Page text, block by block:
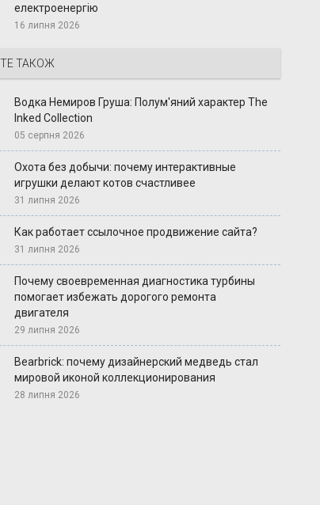
електроенергію
16 липня 2026
ТАКОЖ
Водка Немиров Груша: Полум'яний характер The
Inked Collection
05 серпня 2026
Охота без добычи: почему интерактивные
игрушки делают котов счастливее
31 липня 2026
Как работает ссылочное продвижение сайта?
31 липня 2026
Почему своевременная диагностика турбины
помогает избежать дорогого ремонта
двигателя
29 липня 2026
Bearbrick: почему дизайнерский медведь стал
мировой иконой коллекционирования
28 липня 2026